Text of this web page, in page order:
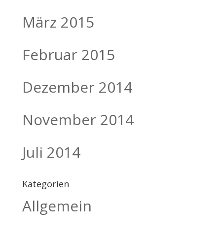
März 2015
Februar 2015
Dezember 2014
November 2014
Juli 2014
Kategorien
Allgemein